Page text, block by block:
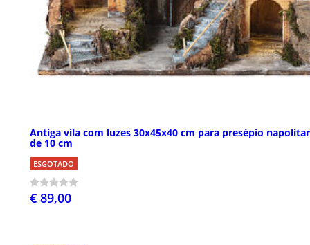
Antiga vila com luzes 30x45x40 cm para presépio
de 10 cm
ESGOTADO
€ 89,00